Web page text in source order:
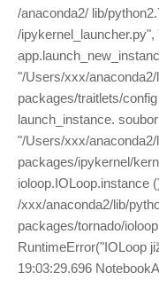
/anaconda2/ lib/
/
"/Users/xxx/
packages/traitlets/
launch_instance.
"/Users/xxx/
packages/ipykernel/
ioloop.IOLoop.instance
/xxx/anaconda2/lib/
packages/tornado/
RuntimeError("IOLoop
19:03:29.696